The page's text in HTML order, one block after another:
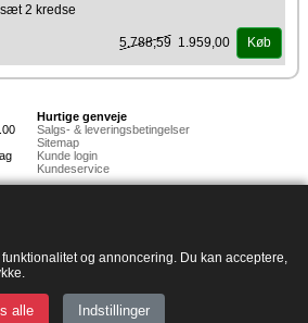
og annoncering. Du kan acceptere,
alle Indstillinger
2 kredse
5.788,59 1.959,00 Køb
Hurtige genveje
Salgs- & leveringsbetingelser
Sitemap
Kunde login
Kundeservice